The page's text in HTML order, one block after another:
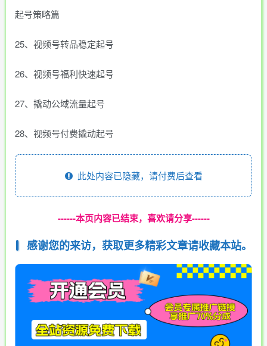
起号策略篇
25、视频号转品稳定起号
26、视频号福利快速起号
27、撬动公域流量起号
28、视频号付费撬动起号
此处内容已隐藏，请付费后查看
------本页内容已结束，喜欢请分享------
感谢您的来访，获取更多精彩文章请收藏本站。